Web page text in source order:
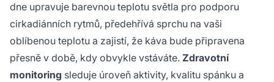
dne upravuje barevnou teplotu světla pro podporu
cirkadiánních rytmů, předehřívá sprchu na vaši
oblíbenou teplotu a zajistí, že káva bude připravena
přesně v době, kdy obvykle vstáváte. Zdravotní
monitoring sleduje úroveň aktivity, kvalitu spánku a